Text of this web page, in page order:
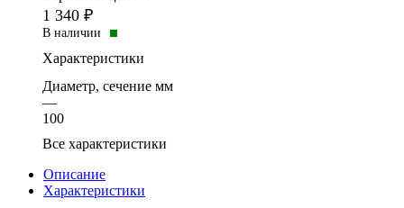
1 340 ₽
В наличии
Характеристики
Диаметр, сечение мм
—
100
Все характеристики
Описание
Характеристики